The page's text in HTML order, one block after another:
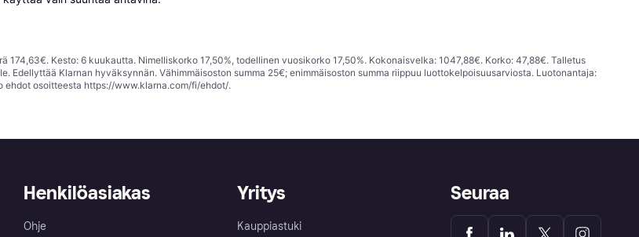
Kesto: 6 kuukautta. Nimelliskorko 17,50%, todellinen vuosikorko 17,50%. Kokonaisvelka: 1047,88€. Korko: 47,88€. Talletus
Edellyttää Klarnan hyväksynnän. Vähimmäisoston summa 25€; enimmäisoston summa riippuu luottokelpoisuusarviosta. Luotonantaja:
ehdot osoitteesta https://www.klarna.com/fi/ehdot/.
Henkilöasiakas
Ohje
Yritys
Kauppiastuki
Seuraa